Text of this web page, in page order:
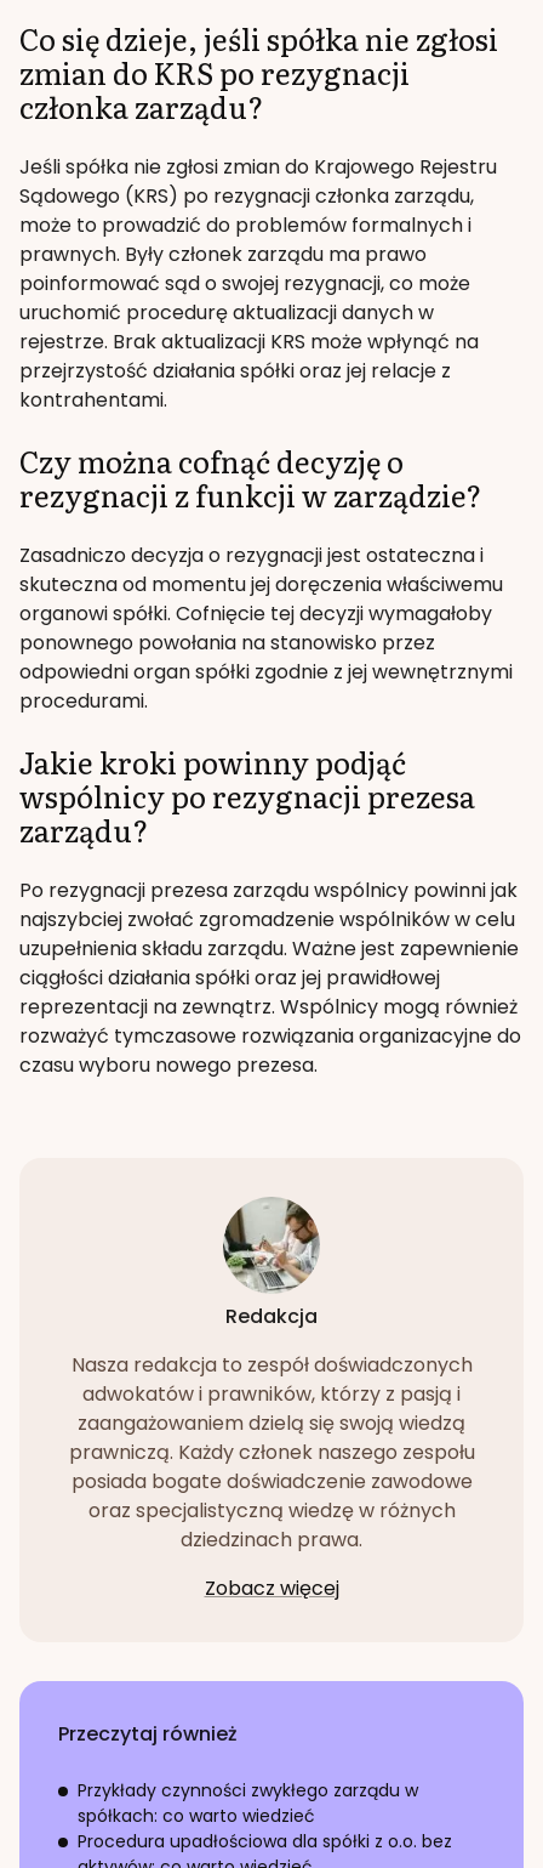
Co się dzieje, jeśli spółka nie zgłosi
zmian do KRS po rezygnacji
członka zarządu?
Jeśli spółka nie zgłosi zmian do Krajowego Rejestru
Sądowego (KRS) po rezygnacji członka zarządu,
może to prowadzić do problemów formalnych i
prawnych. Były członek zarządu ma prawo
poinformować sąd o swojej rezygnacji, co może
uruchomić procedurę aktualizacji danych w
rejestrze. Brak aktualizacji KRS może wpłynąć na
przejrzystość działania spółki oraz jej relacje z
kontrahentami.
Czy można cofnąć decyzję o
rezygnacji z funkcji w zarządzie?
Zasadniczo decyzja o rezygnacji jest ostateczna i
skuteczna od momentu jej doręczenia właściwemu
organowi spółki. Cofnięcie tej decyzji wymagałoby
ponownego powołania na stanowisko przez
odpowiedni organ spółki zgodnie z jej wewnętrznymi
procedurami.
Jakie kroki powinny podjąć
wspólnicy po rezygnacji prezesa
zarządu?
Po rezygnacji prezesa zarządu wspólnicy powinni jak
najszybciej zwołać zgromadzenie wspólników w celu
uzupełnienia składu zarządu. Ważne jest zapewnienie
ciągłości działania spółki oraz jej prawidłowej
reprezentacji na zewnątrz. Wspólnicy mogą również
rozważyć tymczasowe rozwiązania organizacyjne do
czasu wyboru nowego prezesa.
Redakcja
Nasza redakcja to zespół doświadczonych
adwokatów i prawników, którzy z pasją i
zaangażowaniem dzielą się swoją wiedzą
prawniczą. Każdy członek naszego zespołu
posiada bogate doświadczenie zawodowe
oraz specjalistyczną wiedzę w różnych
dziedzinach prawa.
Zobacz więcej
Przeczytaj również
Przykłady czynności zwykłego zarządu w
spółkach: co warto wiedzieć
Procedura upadłościowa dla spółki z o.o. bez